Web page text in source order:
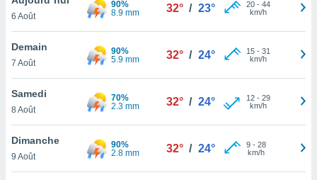
et
»,
au
vous
qu'ils
ou
6 Août
90%
8.9 mm
32° / 23° 20- 44
km/h
Demain
7 Août
90%
5.9 mm
32° / 24° 15- 31
km/h
Samedi
8 Août
70%
2.3 mm
32° / 24° 12- 29
km/h
Dimanche
9 Août
90%
2.8 mm
32° / 24° 9- 28
km/h